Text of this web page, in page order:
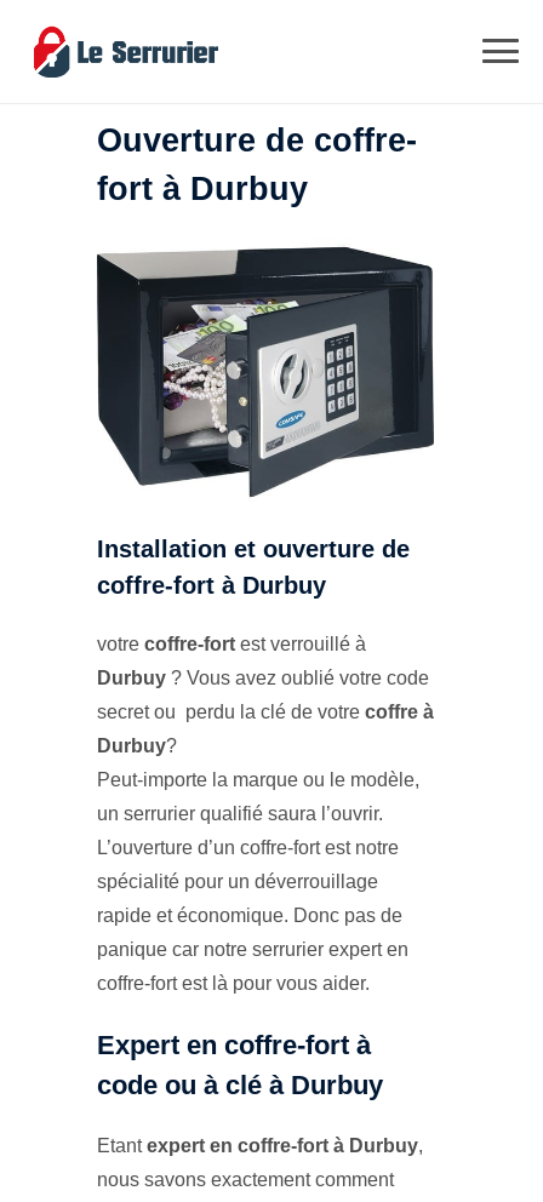
Ouverture de coffre-
fort à Durbuy
Installation et ouverture de
coffre-fort à Durbuy
votre coffre-fort est verrouillé à
Durbuy ? Vous avez oublié votre code
secret ou perdu la clé de votre coffre à
Durbuy?
Peut-importe la marque ou le modèle,
un serrurier qualifié saura l’ouvrir.
L’ouverture d’un coffre-fort est notre
spécialité pour un déverrouillage
rapide et économique. Donc pas de
panique car notre serrurier expert en
coffre-fort est là pour vous aider.
Expert en coffre-fort à
code ou à clé à Durbuy
Etantexpert en coffre-fort à Durbuy,
nous savons exactement comment